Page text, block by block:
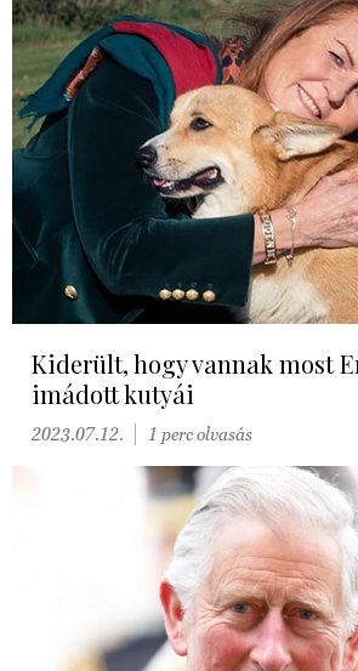
Kiderült, hogy vannak most
imádott kutyái
2023.07.12. 1 perc olvasás